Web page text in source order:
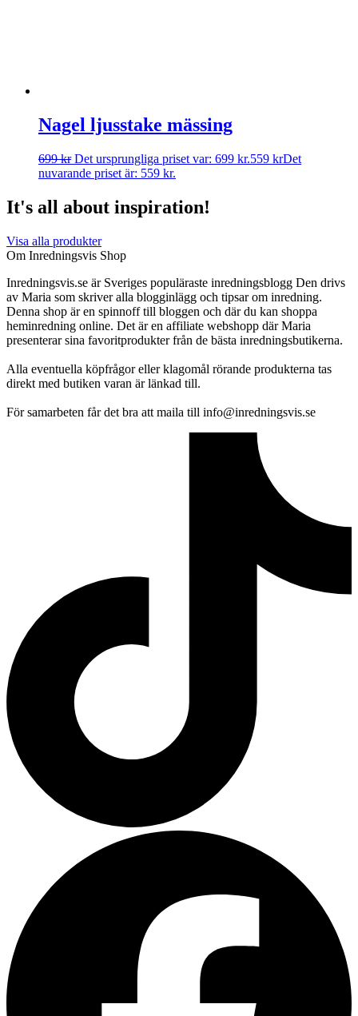
Nagel ljusstake mässing
699kr Det ursprungliga priset var: 699 kr.559 krDet
nuvarande priset är: 559 kr.
It's all about inspiration!
Visa alla produkter
Om Inredningsvis Shop
Inredningsvis.se är Sveriges populäraste inredningsblogg Den drivs
av Maria som skriver alla blogginlägg och tipsar om inredning.
Denna shop är en spinnoff till bloggen och där du kan shoppa
heminredning online. Det är en affiliate webshopp där Maria
presenterar sina favoritprodukter från de bästa inredningsbutikerna.
Alla eventuella köpfrågor eller klagomål rörande produkterna tas
direkt med butiken varan är länkad till.
För samarbeten får det bra att maila till info@inredningsvis.se